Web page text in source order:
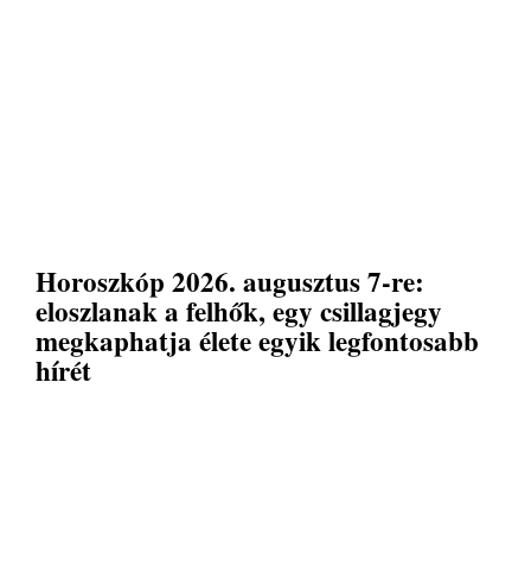
Horoszkóp 2026. augusztus 7-re:
eloszlanak a felhők, egy csillagjegy
megkaphatja élete egyik legfontosabb
hírét